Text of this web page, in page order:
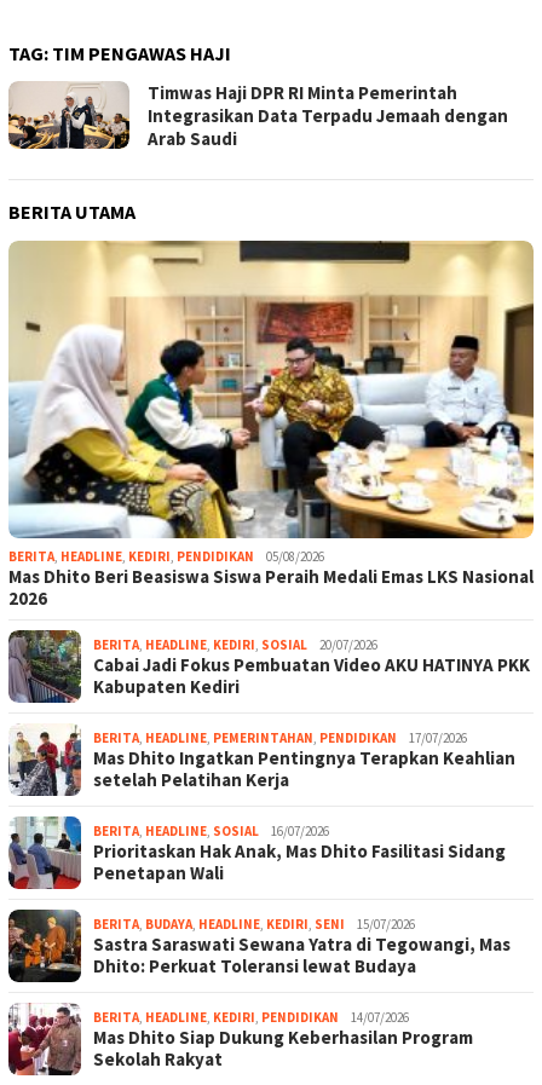
TAG: TIM PENGAWAS HAJI
Timwas Haji DPR RI Minta Pemerintah
Integrasikan Data Terpadu Jemaah dengan
Arab Saudi
BERITA UTAMA
BERITA, HEADLINE, KEDIRI, PENDIDIKAN 05/08/2026
Mas Dhito Beri Beasiswa Siswa Peraih Medali Emas LKS Nasional
2026
BERITA, HEADLINE, KEDIRI, SOSIAL 20/07/2026
Cabai Jadi Fokus Pembuatan Video AKU HATINYA PKK
Kabupaten Kediri
BERITA, HEADLINE, PEMERINTAHAN, PENDIDIKAN 17/07/2026
Mas Dhito Ingatkan Pentingnya Terapkan Keahlian
setelah Pelatihan Kerja
BERITA, HEADLINE, SOSIAL 16/07/2026
Prioritaskan Hak Anak, Mas Dhito Fasilitasi Sidang
Penetapan Wali
BERITA, BUDAYA, HEADLINE, KEDIRI, SENI 15/07/2026
Sastra Saraswati Sewana Yatra di Tegowangi, Mas
Dhito: Perkuat Toleransi lewat Budaya
BERITA, HEADLINE, KEDIRI, PENDIDIKAN 14/07/2026
Mas Dhito Siap Dukung Keberhasilan Program
Sekolah Rakyat